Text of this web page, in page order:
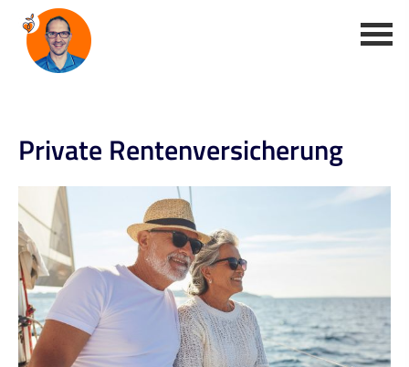
Private Rentenversicherung